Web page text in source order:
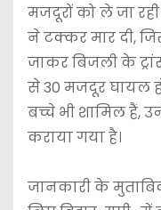
मजदूरों को ले जा
ने टक्कर मार दी,
जाकर बिजली के
से 30 मजदूर घायल
बच्चे भी शामिल हैं,
कराया गया है।
जानकारी के